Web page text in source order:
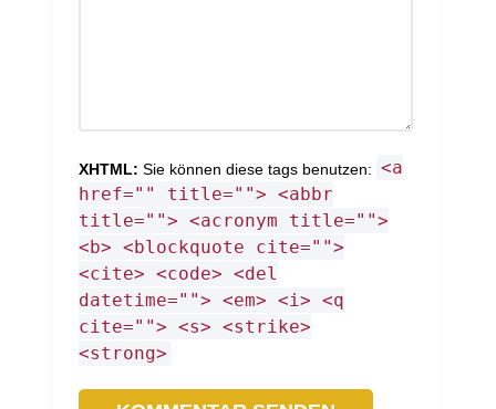
XHTML: Sie können diese tags benutzen: <a
href="" title=""> <abbr
title=""> <acronym title="">
<b> <blockquote cite="">
<cite> <code> <del
datetime=""> <em> <i> <q
cite=""> <s> <strike>
<strong>